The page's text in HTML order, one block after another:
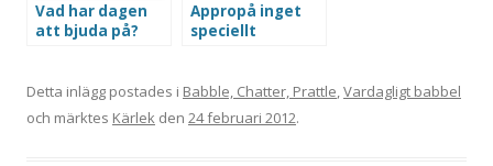
Vad har dagen
att bjuda på?
Appropå inget
speciellt
Detta inlägg postades i Babble, Chatter, Prattle,Vardagligt babbel
och märktes Kärlek den 24 februari 2012.